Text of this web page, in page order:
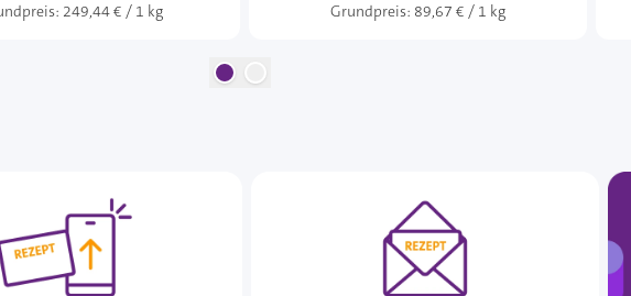
249,44 € / 1 kg Grundpreis: 89,67 € / 1 kg